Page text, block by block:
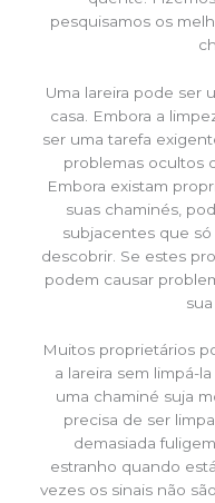
pesquisamos os
Uma lareira pode ser
casa. Embora a
ser uma tarefa
problemas ocultos
Embora existam
suas chaminés,
subjacentes que
descobrir. Se estes
podem causar
Muitos proprietários
a lareira sem limpá-
uma chaminé suja
precisa de ser
demasiada
estranho quando
vezes os sinais não